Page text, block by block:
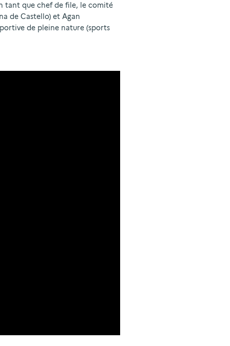
tant que chef de file, le comité
de Castello) et Agan
de pleine nature (sports